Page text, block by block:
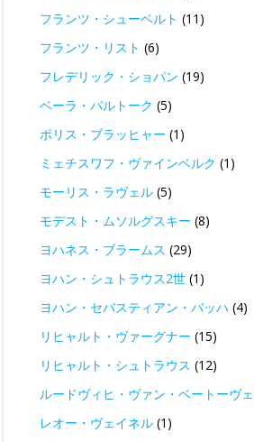
フランツ・シューベルト (11)
フランツ・リスト (6)
フレデリック・ショパン (19)
ベーラ・バルトーク (5)
ボリス・ブラッヒャー (1)
ミェチスワフ・ヴァインベルク (1)
モーリス・ラヴェル (5)
モデスト・ムソルグスキー (8)
ヨハネス・ブラームス (29)
ヨハン・シュトラウス2世 (1)
ヨハン・セバスティアン・バッハ (4)
リヒャルト・ヴァーグナー (15)
リヒャルト・シュトラウス (12)
ルードヴィヒ・ヴァン・ベートーヴ
レオー・ヴェイネル (1)